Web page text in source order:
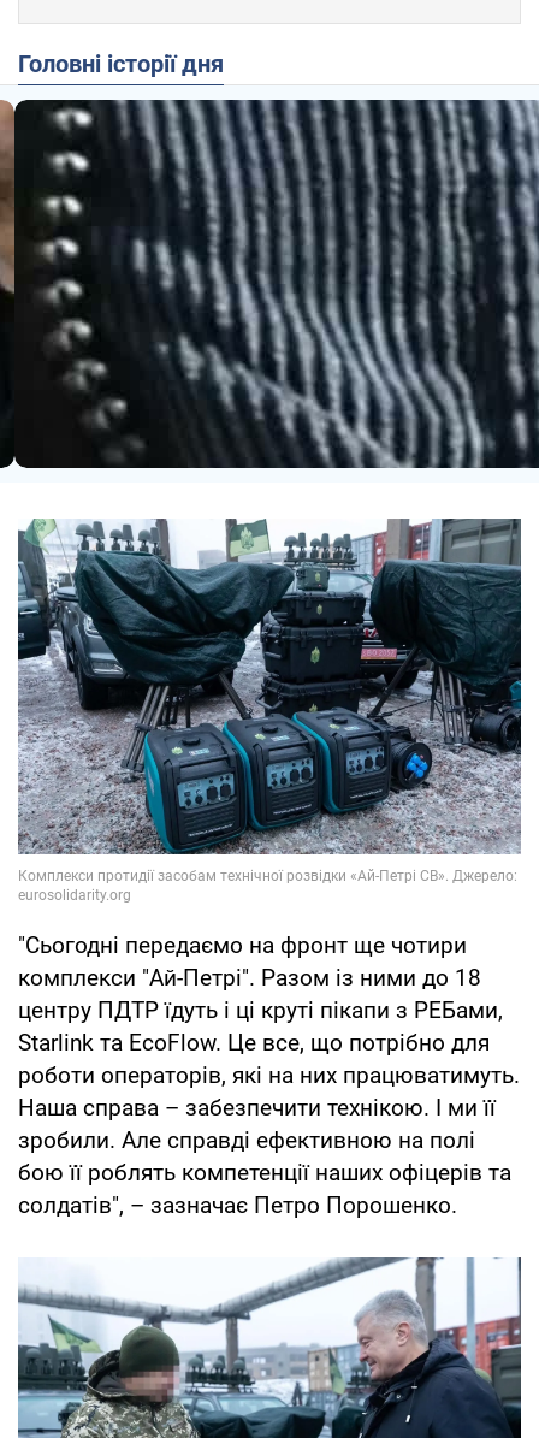
Головні історії дня
"Сьогодні передаємо на фронт ще чотири
комплекси "Ай-Петрі". Разом із ними до 18
центру ПДТР їдуть і ці круті пікапи з РЕБами,
Starlink та EcoFlow. Це все, що потрібно для
роботи операторів, які на них працюватимуть.
Наша справа – забезпечити технікою. І ми її
зробили. Але справді ефективною на полі
бою її роблять компетенції наших офіцерів та
солдатів", – зазначає Петро Порошенко.